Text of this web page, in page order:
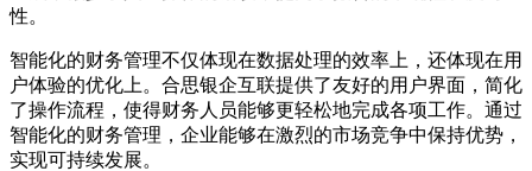
性。
智能化的财务管理不仅体现在数据处理的效率上，还体现在用
户体验的优化上。合思银企互联提供了友好的用户界面，简化
了操作流程，使得财务人员能够更轻松地完成各项工作。通过
智能化的财务管理，企业能够在激烈的市场竞争中保持优势，
实现可持续发展。